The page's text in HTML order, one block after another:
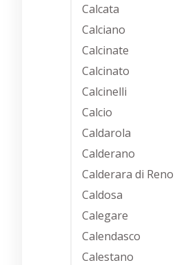
Calcata
Calciano
Calcinate
Calcinato
Calcinelli
Calcio
Caldarola
Calderano
Calderara di Reno
Caldosa
Calegare
Calendasco
Calestano